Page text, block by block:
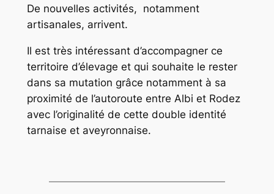
De nouvelles activités, notamment
artisanales, arrivent.
Il est très intéressant d’accompagner ce
territoire d’élevage et qui souhaite le rester
dans sa mutation grâce notamment à sa
proximité de l’autoroute entre Albi et Rodez
avec l’originalité de cette double identité
tarnaise et aveyronnaise.